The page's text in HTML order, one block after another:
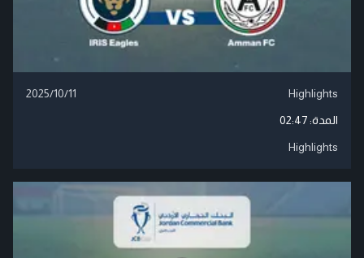
Highlights
2025/10/11
المدة:02:47
Highlights